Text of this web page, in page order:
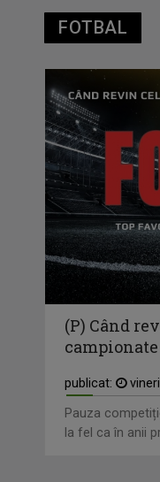
FOTBAL
(P) Când
publicat:
Pauza
la fel ca în anii